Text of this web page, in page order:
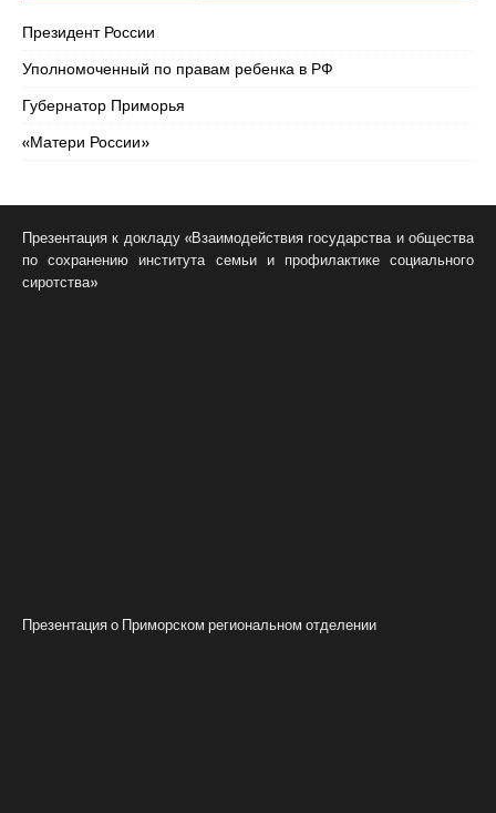
Президент России
Уполномоченный по правам ребенка в РФ
Губернатор Приморья
«Матери России»
Презентация к докладу «Взаимодействия государства и общества
по сохранению института семьи и профилактике социального
сиротства»
Презентация о Приморском региональном отделении